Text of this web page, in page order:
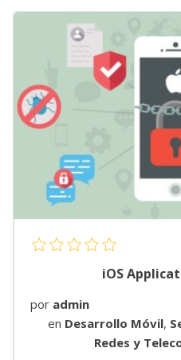
iOS
por admin
en Desarrollo Móvil,
Redes y